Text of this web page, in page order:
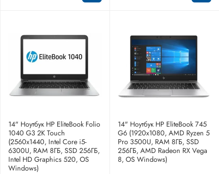
14" Ноутбук HP EliteBook Folio
1040 G3 2K Touch
(2560x1440, Intel Core i5-
6300U, RAM 8ГБ, SSD 256ГБ,
Intel HD Graphics 520, OS
Windows)
14" Ноутбук HP EliteBook 745
G6 (1920x1080, AMD Ryzen 5
Pro 3500U, RAM 8ГБ, SSD
256ГБ, AMD Radeon RX Vega
8, OS Windows)